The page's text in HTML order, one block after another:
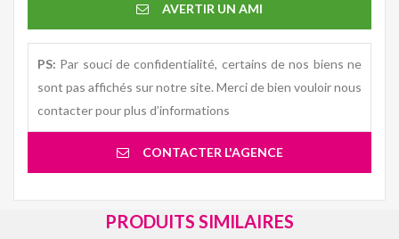
AVERTIR UN AMI
PS: Par souci de confidentialité, certains de nos biens ne
sont pas affichés sur notre site. Merci de bien vouloir nous
contacter pour plus d’informations
CONTACTER L'AGENCE
PRODUITS SIMILAIRES